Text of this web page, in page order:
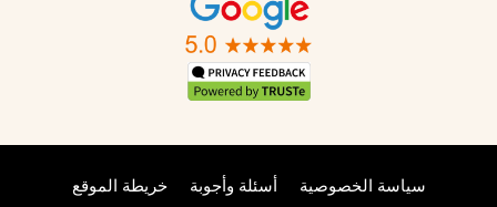
خريطة الموقع أسئلة وأجوبة سياسة الخصوصية